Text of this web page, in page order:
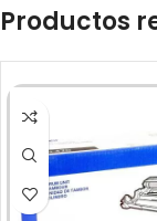
Productos